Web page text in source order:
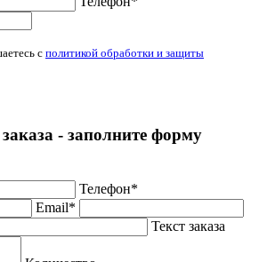
сполитикой обработки и защиты
- заполните форму
Телефон*
Email*
Текст заказа